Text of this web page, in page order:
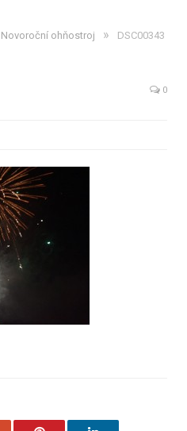
Novoroční ohňostroj » DSC00343
0